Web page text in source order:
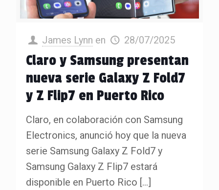
James Lynn en 28/07/2025
Claro y Samsung presentan
nueva serie Galaxy Z Fold7
y Z Flip7 en Puerto Rico
Claro, en colaboración con Samsung
Electronics, anunció hoy que la nueva
serie Samsung Galaxy Z Fold7 y
Samsung Galaxy Z Flip7 estará
disponible en Puerto Rico […]